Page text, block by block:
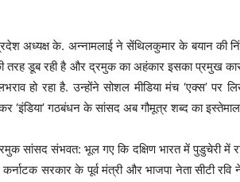
अध्यक्ष के. अन्नामलाई ने सेंथिलकुमार के बयान की
डूब रही है और द्रमुक का अहंकार इसका प्रमुख
हो रहा है. उन्होंने सोशल मीडिया मंच ‘एक्स’ पर
‘इंडिया’ गठबंधन के सांसद अब गौमूत्र शब्द का
सांसद संभवत: भूल गए कि दक्षिण भारत में पुडुचेरी
सरकार के पूर्व मंत्री और भाजपा नेता सीटी